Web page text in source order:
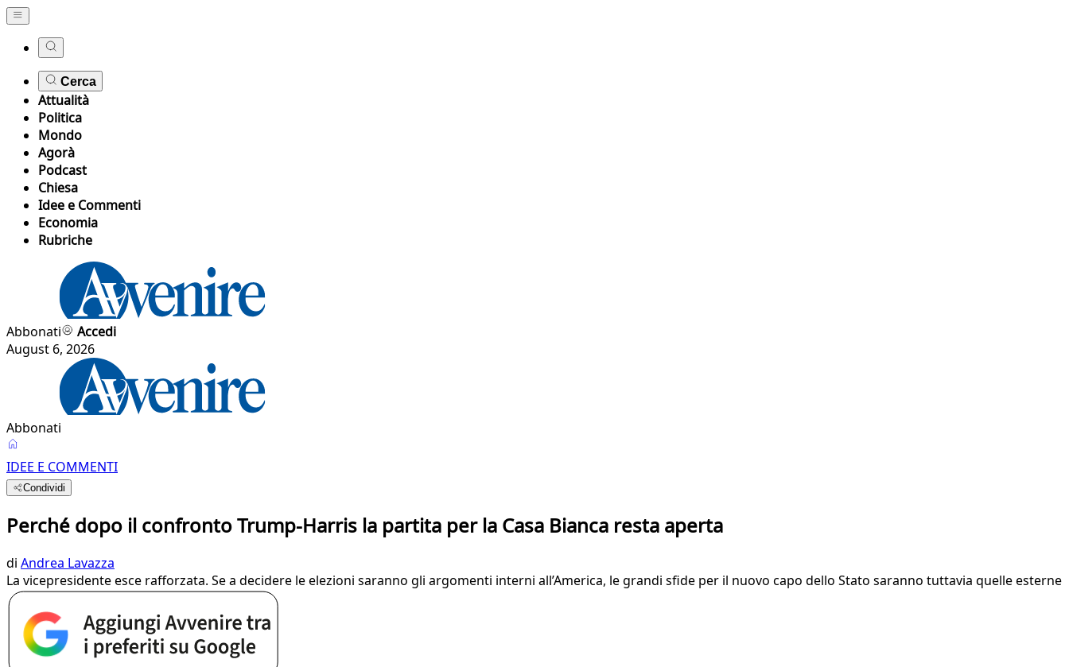
Cerca
Attualità
Politica
Mondo
Agorà
Podcast
Chiesa
Idee e Commenti
Economia
Rubriche
Abbonati
Accedi
August 6, 2026
Abbonati
IDEE E COMMENTI
Condividi
Perché dopo il confronto Trump-Harris la partita per la Casa Bianca resta aperta
di Andrea Lavazza
La vicepresidente esce rafforzata. Se a decidere le elezioni saranno gli argomenti interni all’America, le grandi sfide per il nuovo capo dello Stato saranno tuttavia quelle esterne